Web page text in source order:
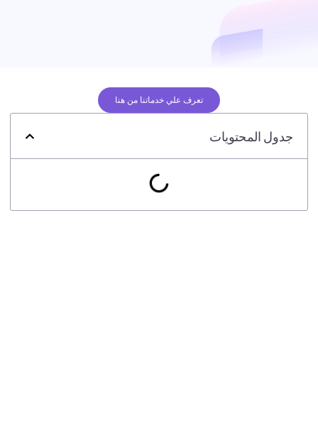
تعرف علي خدماتنا من هنا
جدول المحتويات